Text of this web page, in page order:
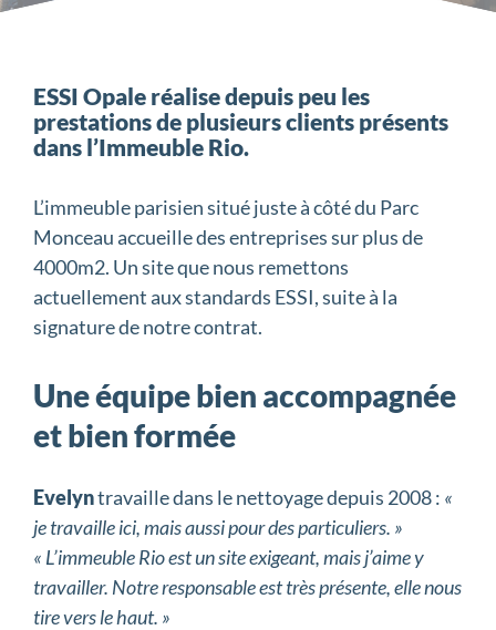
ESSI Opale réalise depuis peu les
prestations de plusieurs clients présents
dans l’Immeuble Rio.
L’immeuble parisien situé juste à côté du Parc
Monceau accueille des entreprises sur plus de
4000m2. Un site que nous remettons
actuellement aux standards ESSI, suite à la
signature de notre contrat.
Une équipe bien accompagnée
et bien formée
Evelyntravaille dans le nettoyage depuis 2008 : «
je travaille ici, mais aussi pour des particuliers. »
« L’immeuble Rio est un site exigeant, mais j’aime y
travailler. Notre responsable est très présente, elle nous
tire vers le haut. »